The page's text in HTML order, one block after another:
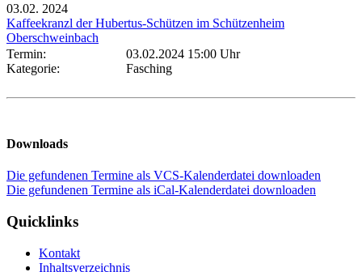
03.02. 2024
Kaffeekranzl der Hubertus-Schützen im Schützenheim
Oberschweinbach
Termin:
03.02.2024 15:00 Uhr
Kategorie:
Fasching
Downloads
Die gefundenen Termine als VCS-Kalenderdatei downloaden
Die gefundenen Termine als iCal-Kalenderdatei downloaden
Quicklinks
Kontakt
Inhaltsverzeichnis